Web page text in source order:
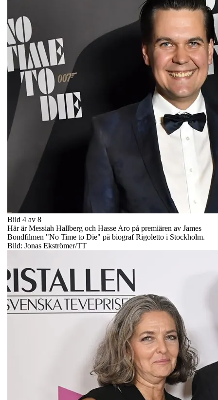
Bild 4 av 8
Här är Messiah Hallberg och Hasse Aro på premiären av James
Bondfilmen "No Time to Die" på biograf Rigoletto i Stockholm.
Bild: Jonas Ekströmer/TT